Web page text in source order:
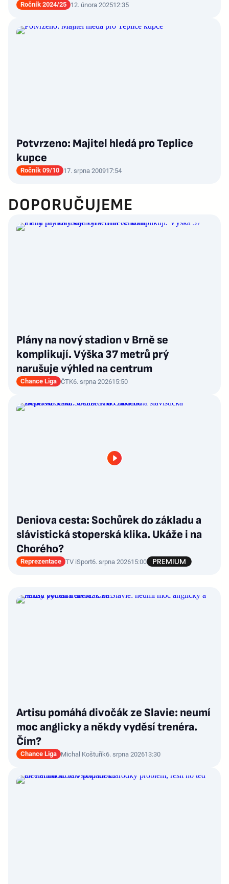
Ročník 2024/25 12. února 202512:35
Potvrzeno: Majitel hledá pro Teplice
kupce
Ročník 09/10 17. srpna 200917:54
DOPORUČUJEME
Plány na nový stadion v Brně se
komplikují. Výška 37 metrů prý
narušuje výhled na centrum
Chance Liga ČTK6. srpna 202615:50
Deniova cesta: Sochůrek do základu a
slávistická stoperská klika. Ukáže i na
Chorého?
Reprezentace TV iSport6. srpna 202615:00
Artisu pomáhá divočák ze Slavie: neumí
moc anglicky a někdy vyděsí trenéra.
Čím?
Chance Liga Michal Koštuřík6. srpna 202613:30